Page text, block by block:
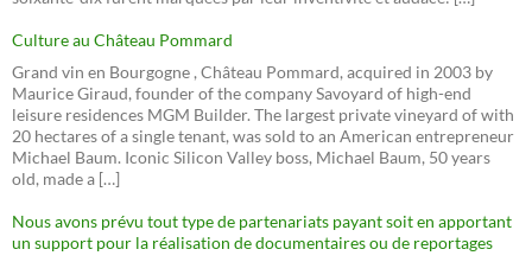
Culture au Château Pommard
Grand vin en Bourgogne , Château Pommard, acquired in 2003 by
Maurice Giraud, founder of the company Savoyard of high-end
leisure residences MGM Builder. The largest private vineyard of with
20 hectares of a single tenant, was sold to an American entrepreneur
Michael Baum. Iconic Silicon Valley boss, Michael Baum, 50 years
old, made a […]
Nous avons prévu tout type de partenariats payant soit en apportant
un support pour la réalisation de documentaires ou de reportages